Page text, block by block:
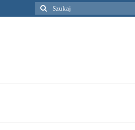
Szuklaj
w: